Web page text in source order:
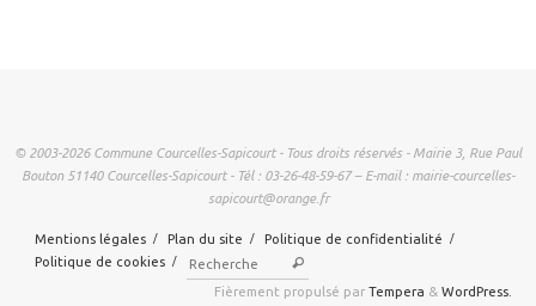
© 2003-2026 Commune Courcelles-Sapicourt - Tous droits réservés - Mairie 3, Rue Paul
Bouton 51140 Courcelles-Sapicourt - Tél : 03-26-48-59-67 – E-mail : mairie-courcelles-
sapicourt@orange.fr
Mentions légales Plan du site
Politique de confidentialité
Politique de cookies
Rechercher
Fièrement propulsé par Tempera & WordPress.